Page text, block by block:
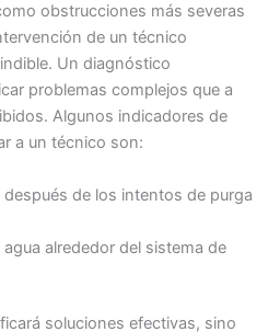
obstrucciones más severas
de un técnico
Un diagnóstico
problemas complejos que a
Algunos indicadores de
a un técnico son:
de los intentos de purga
alrededor del sistema de
soluciones efectivas, sino